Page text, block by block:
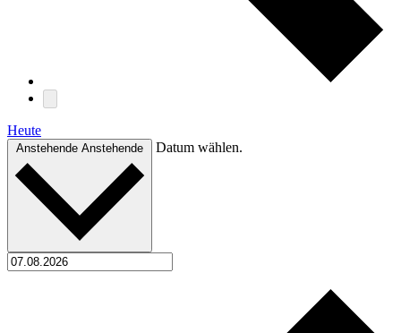
Heute
Anstehende Anstehende Datum wählen.